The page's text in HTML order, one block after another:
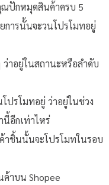
ปักหมุดสินค้าครบ 5
การนั้นจะวนโปรโมทอยู่
าอยู่ในสถานะหรือลำดับ
ปรโมทอยู่ ว่าอยู่ในช่วง
นี้อีกเท่าไหร่
าชิ้นนั้นจะโปรโมทในรอบ
ค้าบน Shopee